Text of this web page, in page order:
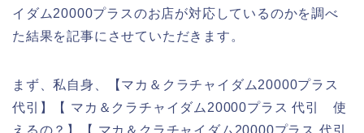
イダム20000プラスのお店が対応しているのかを調べ
た結果を記事にさせていただきます。
まず、私自身、【マカ＆クラチャイダム20000プラス
代引】【 マカ＆クラチャイダム20000プラス 代引 使
えるの？】【 マカ＆クラチャイダム20000プラス 代引